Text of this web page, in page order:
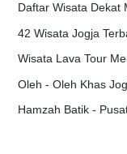
Daftar Wisata Dekat
42 Wisata Jogja
Wisata Lava Tour
Oleh - Oleh Khas
Hamzah Batik -